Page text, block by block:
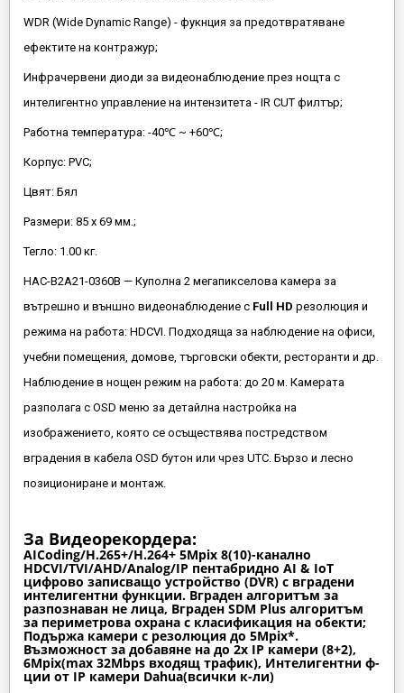
WDR (Wide Dynamic Range) - фукнция за предотвратяване
ефектите на контражур;
Инфрачервени диоди за видеонаблюдение през нощта с
интелигентно управление на интензитета - IR CUT филтър;
Работна температура: -40℃ ~ +60℃;
Корпус: PVC;
Цвят: Бял
Размери: 85 х 69 мм.;
Тегло: 1.00 кг.
HAC-B2A21-0360B — Куполна 2 мегапикселова камера за
вътрешно и външно видеонаблюдение с Full HD резолюция и
режима на работа: HDCVI. Подходяща за наблюдение на офиси,
учебни помещения, домове, търговски обекти, ресторанти и др.
Наблюдение в нощен режим на работа: до 20 м. Камерата
разполага с OSD меню за детайлна настройка на
изображението, която се осъществява постредством
вградения в кабела OSD бутон или чрез UTC. Бързо и лесно
позициониране и монтаж.
За Видеорекордера:
AICoding/H.265+/H.264+ 5Mpix 8(10)-канално
HDCVI/TVI/AHD/Analog/IP пентабридно AI & IoT
цифрово записващо устройство (DVR) с вградени
интелигентни функции. Вграден алгоритъм за
разпознаван не лица, Вграден SDM Plus алгоритъм
за периметрова охрана с класификация на обекти;
Подържа камери с резолюция до 5Mpix*.
Възможност за добавяне на до 2x IP камери (8+2),
6Mpix(max 32Mbps входящ трафик), Интелигентни ф-
ции от IP камери Dahua(всички к-ли)